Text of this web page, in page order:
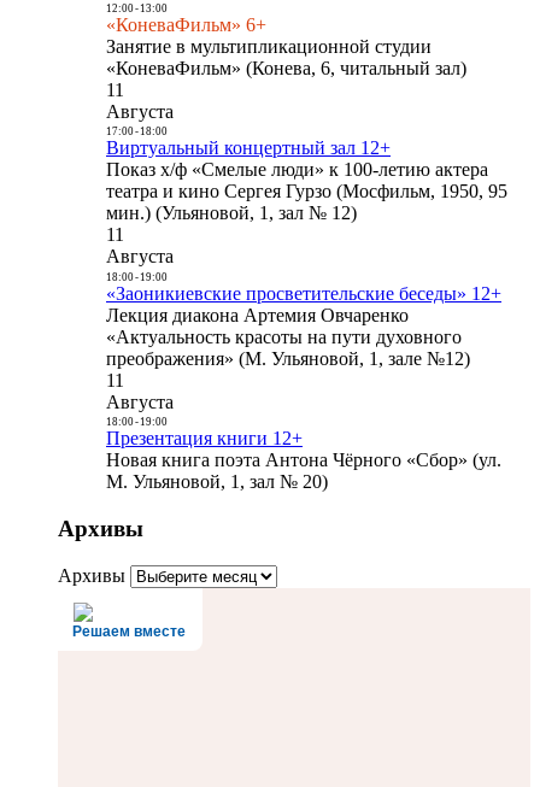
12:00- 13:00
«КоневаФильм» 6+
Занятие в мультипликационной студии
«КоневаФильм» (Конева, 6, читальный зал)
11
Августа
17:00- 18:00
Виртуальный концертный зал 12+
Показ х/ф «Смелые люди» к 100-летию актера
театра и кино Сергея Гурзо (Мосфильм, 1950, 95
мин.) (Ульяновой, 1, зал № 12)
11
Августа
18:00- 19:00
«Заоникиевские просветительские беседы» 12+
Лекция диакона Артемия Овчаренко
«Актуальность красоты на пути духовного
преображения» (М. Ульяновой, 1, зале №12)
11
Августа
18:00- 19:00
Презентация книги 12+
Новая книга поэта Антона Чёрного «Сбор» (ул.
М. Ульяновой, 1, зал № 20)
Архивы
Архивы
Решаем вместе